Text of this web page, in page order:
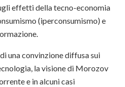
effetti della tecno-economia
(iperconsumismo) e
una convinzione diffusa sui
la visione di Morozov
e in alcuni casi